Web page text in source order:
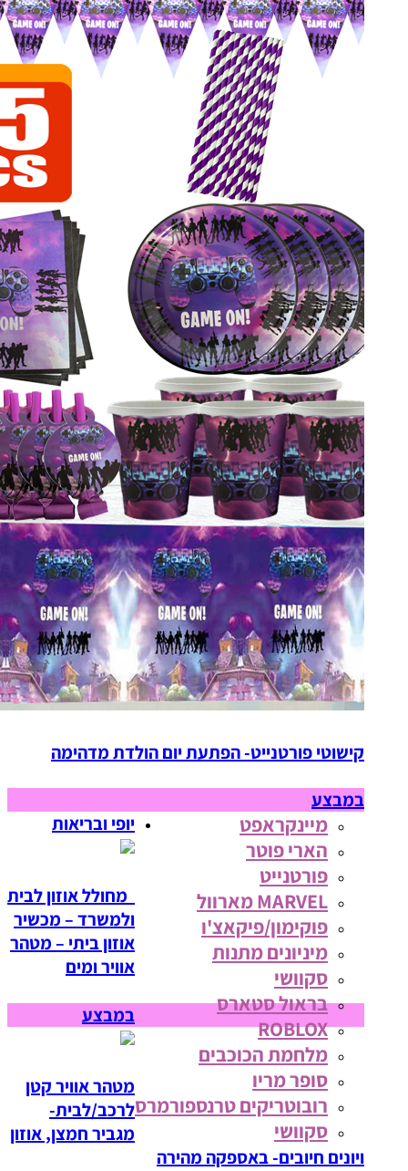
קישוטי פורטנייט- הפתעת יום הולדת מדהימה
במבצע
מיינקראפט
הארי פוטר
פורטנייט
MARVEL מארוול
פוקימון/פיקאצ'ו
מיניונים מתנות
סקוושי
בראול סטארס
ROBLOX
מלחמת הכוכבים
סופר מריו
רובוטריקים טרנספורמרס
סקוושי
יופי ובריאות
מחולל אוזון לבית
ולמשרד – מכשיר
אוזון ביתי – מטהר
אוויר ומים
במבצע
מטהר אוויר קטן
לרכב/לבית-
מגביר חמצן, אוזון
ויונים חיובים- באספקה מהירה